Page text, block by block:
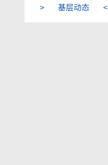
基层动态